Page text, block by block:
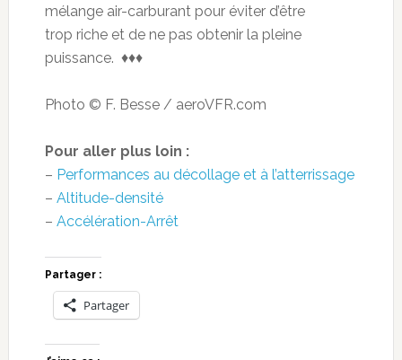
mélange air-carburant pour éviter d’être
trop riche et de ne pas obtenir la pleine
puissance. ♦♦♦
Photo © F. Besse / aeroVFR.com
Pour aller plus loin :
– Performances au décollage et à l’atterrissage
– Altitude-densité
– Accélération-Arrêt
Partager :
Partager